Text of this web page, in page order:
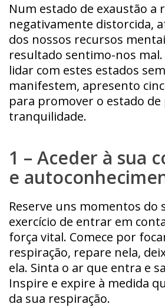
Num estado de exaustão a
negativamente distorcida,
dos nossos recursos
resultado sentimo-nos
lidar com estes estados
manifestem, apresento
para promover o estado de
tranquilidade.
1 – Aceder à sua
e
Reserve uns momentos do
exercício de entrar em
força vital. Comece por
respiração, repare nela,
ela. Sinta o ar que entra e
Inspire e expire à medida
da sua respiração.